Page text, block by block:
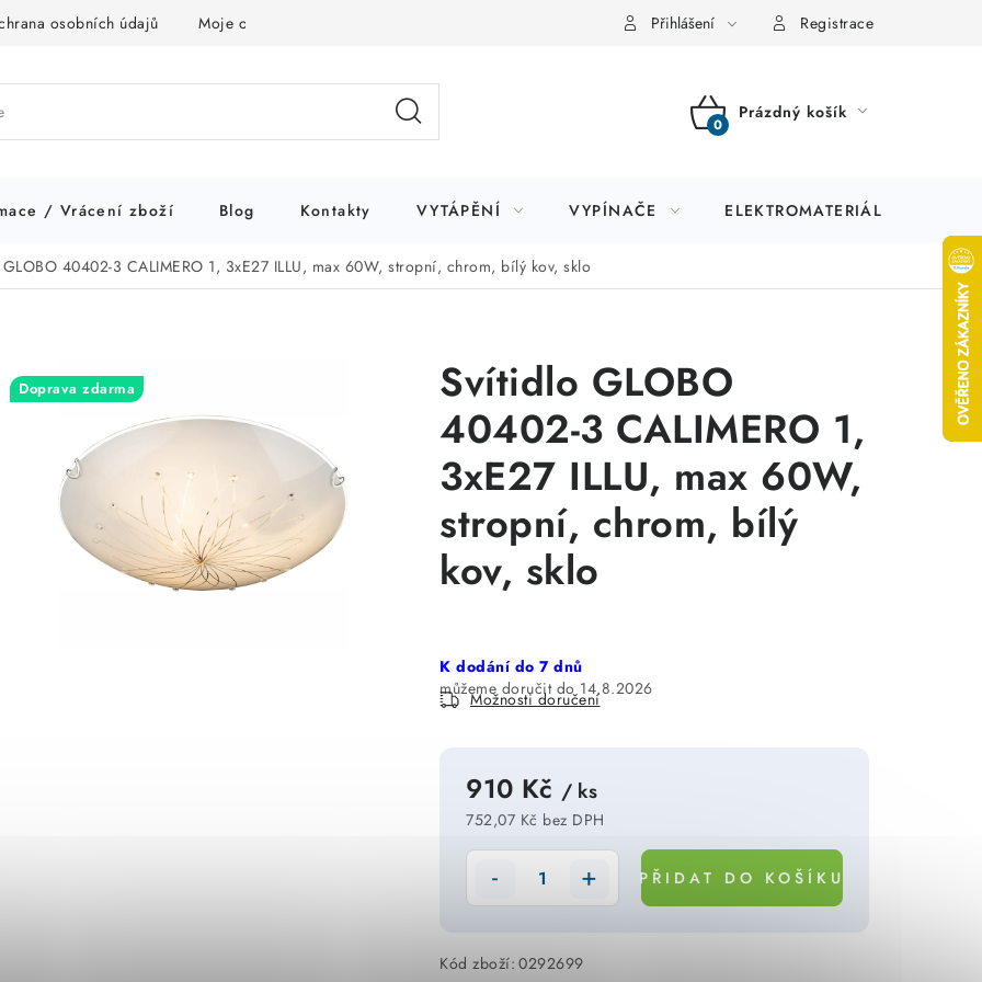
osobních údajů Moje objednávka Přihlášení Registrace
NÁKUPNÍ
Prázdný košík
/ Vrácení zboží Blog Kontakty VYTÁPĚNÍ VYPÍNAČE ELEKTROMATERIÁL
40402-3 CALIMERO 1, 3xE27 ILLU, max 60W, stropní, chrom, bílý kov, sklo
Svítidlo GLOBO
40402-3 CALIMERO 1,
3xE27 ILLU, max 60W,
stropní, chrom, bílý
kov, sklo
K dodání do 7 dnů
14.8.2026
Možnosti doručení
910 Kč / ks
752,07 Kč bez DPH
Měrná cena:
PŘIDAT DO KOŠÍKU
Kód zboží: 0292699
Doprava zdarma